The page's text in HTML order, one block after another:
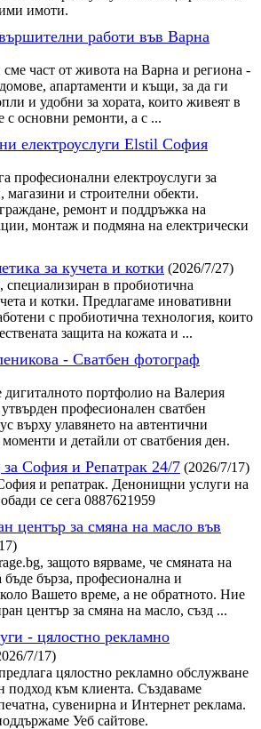
имоти.
работи във Варна
част от живота на Варна и региона -
апартаменти и къщи, за да ги
и удобни за хората, които живеят в
с основни ремонти, а с ...
електроуслуги Elstil София
професионални електроуслуги за
и строителни обекти.
ремонт и поддръжка на
монтаж и подмяна на електрически
за кучета и котки (2026/7/27)
специализиран в пробиотична
и котки. Предлагаме иновативни
с пробиотична технология, които
защита на кожата и ...
- Сватбен фотограф
дигиталното портфолио на Валерия
професионален сватбен
върху улавянето на автентични
и детайли от сватбения ден.
София и Репатрак 24/7 (2026/7/17)
и репатрак. Денонищни услуги на
се сега 0887621959
център за смяна на масло във
защото вярваме, че смяната на
бъде бърза, професионална и
Вашето време, а не обратното. Ние
център за смяна на масло, създ ...
- цялостно рекламно
7/17)
цялостно рекламно обслужване
подход към клиента. Създаваме
сувенирна и Интернет реклама.
Уеб сайтове.